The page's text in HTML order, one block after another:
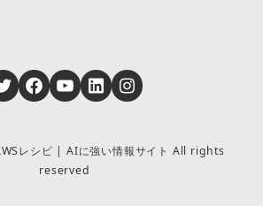
Facebook YouTube LinkedIn Instagram
レシピ | AIに強い情報サイト All rights
reserved